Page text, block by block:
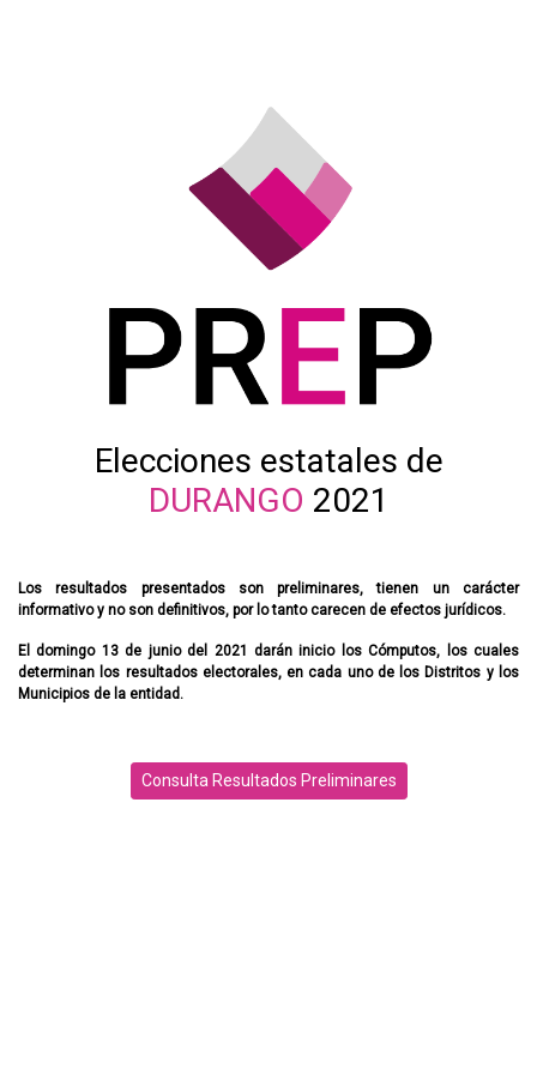
Elecciones estatales de
DURANGO 2021
Los resultados presentados son preliminares, tienen un carácter
informativo y no son definitivos, por lo tanto carecen de efectos jurídicos.
El domingo 13 de junio del 2021 darán inicio los Cómputos, los cuales
determinan los resultados electorales, en cada uno de los Distritos y los
Municipios de la entidad.
Consulta Resultados Preliminares